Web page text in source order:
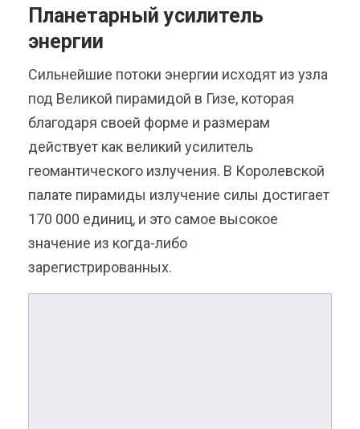
Планетарный усилитель
энергии
Сильнейшие потоки энергии исходят из узла
под Великой пирамидой в Гизе, которая
благодаря своей форме и размерам
действует как великий усилитель
геомантического излучения. В Королевской
палате пирамиды излучение силы достигает
170 000 единиц, и это самое высокое
значение из когда-либо
зарегистрированных.